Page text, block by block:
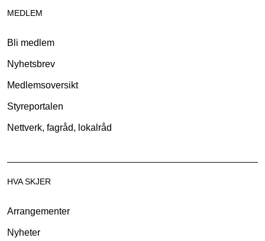
MEDLEM
Bli medlem
Nyhetsbrev
Medlemsoversikt
Styreportalen
Nettverk, fagråd, lokalråd
HVA SKJER
Arrangementer
Nyheter